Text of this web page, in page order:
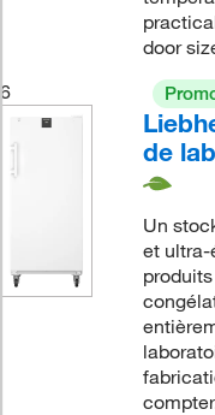
door
6
de
Un
et ultra-